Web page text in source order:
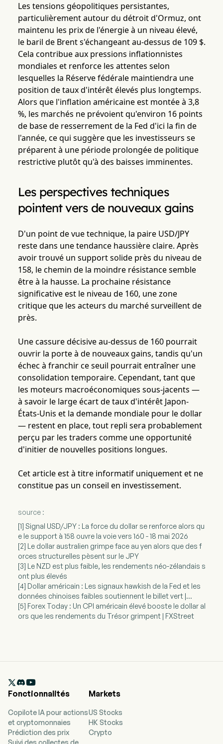
Les tensions géopolitiques persistantes,
particulièrement autour du détroit d'Ormuz, ont
maintenu les prix de l'énergie à un niveau élevé,
le baril de Brent s'échangeant au-dessus de 109 $.
Cela contribue aux pressions inflationnistes
mondiales et renforce les attentes selon
lesquelles la Réserve fédérale maintiendra une
position de taux d'intérêt élevés plus longtemps.
Alors que l'inflation américaine est montée à 3,8
%, les marchés ne prévoient qu'environ 16 points
de base de resserrement de la Fed d'ici la fin de
l'année, ce qui suggère que les investisseurs se
préparent à une période prolongée de politique
restrictive plutôt qu'à des baisses imminentes.
Les perspectives techniques
pointent vers de nouveaux gains
D'un point de vue technique, la paire USD/JPY
reste dans une tendance haussière claire. Après
avoir trouvé un support solide près du niveau de
158, le chemin de la moindre résistance semble
être à la hausse. La prochaine résistance
significative est le niveau de 160, une zone
critique que les acteurs du marché surveillent de
près.
Une cassure décisive au-dessus de 160 pourrait
ouvrir la porte à de nouveaux gains, tandis qu'un
échec à franchir ce seuil pourrait entraîner une
consolidation temporaire. Cependant, tant que
les moteurs macroéconomiques sous-jacents —
à savoir le large écart de taux d'intérêt Japon-
États-Unis et la demande mondiale pour le dollar
— restent en place, tout repli sera probablement
perçu par les traders comme une opportunité
d'initier de nouvelles positions longues.
Cet article est à titre informatif uniquement et ne
constitue pas un conseil en investissement.
source :
[1] Signal USD/JPY : La force du dollar se renforce alors qu
e le support à 158 ouvre la voie vers 160 - 18 mai 2026
[2] Le dollar australien grimpe face au yen alors que des f
orces structurelles pèsent sur le JPY
[3] Le NZD est plus faible, les rendements néo-zélandais s
ont plus élevés
[4] Dollar américain : Les signaux hawkish de la Fed et les
données chinoises faibles soutiennent le billet vert |...
[5] Forex Today : Un CPI américain élevé booste le dollar al
ors que les rendements du Trésor grimpent | FXStreet

Fonctionnalités
Copilote IA pour actions
et cryptomonnaies
Prédiction des prix
Suivi des collectes de
Markets
US Stocks
HK Stocks
Crypto